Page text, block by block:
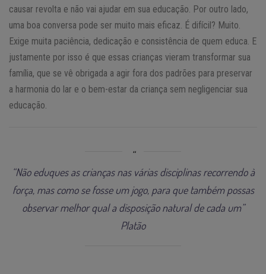
causar revolta e não vai ajudar em sua educação. Por outro lado,
uma boa conversa pode ser muito mais eficaz. É difícil? Muito.
Exige muita paciência, dedicação e consistência de quem educa. E
justamente por isso é que essas crianças vieram transformar sua
família, que se vê obrigada a agir fora dos padrões para preservar
a harmonia do lar e o bem-estar da criança sem negligenciar sua
educação.
“Não eduques as crianças nas várias disciplinas recorrendo à
força, mas como se fosse um jogo, para que também possas
observar melhor qual a disposição natural de cada um”
Platão